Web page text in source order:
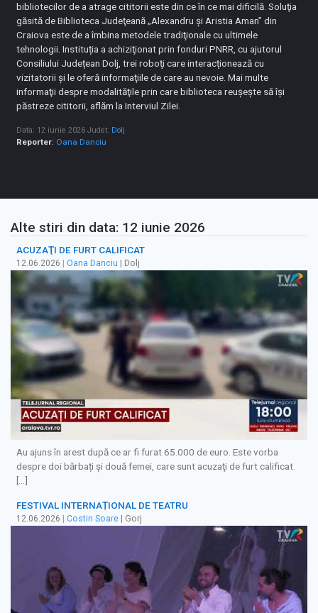
bibliotecilor de a atrage cititorii este din ce în ce mai dificilă. Soluţia
găsită de Biblioteca Judeţeană „Alexandru şi Aristia Aman” din
Craiova este de a îmbina metodele tradiţionale cu ultimele
tehnologii. Instituția a achiziţionat prin fonduri PNRR, cu ajutorul
Consiliului Județean Dolj, trei roboţi care interacționează cu
vizitatorii şi le oferă informaţiile de care au nevoie. Mai multe
informaţii despre modalităţile prin care biblioteca reuşeşte să îşi
păstreze cititorii, aflăm la Interviul Zilei.
Data: 12 iunie 2026 Judet: Dolj
Reporter: Oana Danciu
Alte stiri din data: 12 iunie 2026
ACUZAŢI DE FURT CALIFICAT
12.06.2026 Oana Danciu | Dolj
Au ajuns în arest după ce ar fi furat 65.000 de euro. Este vorba
despre doi bărbați și două femei, care sunt acuzaţi de furt calificat.
[…]
FESTIVAL INTERNAȚIONAL DE TEATRU
12.06.2026 | Costin Soare | Gorj